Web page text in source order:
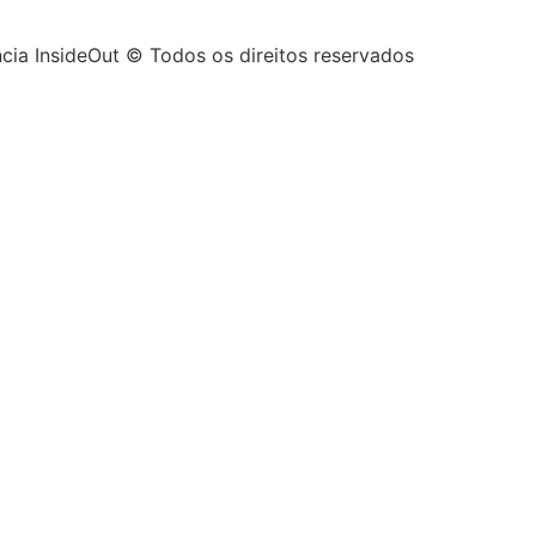
InsideOut © Todos os direitos reservados